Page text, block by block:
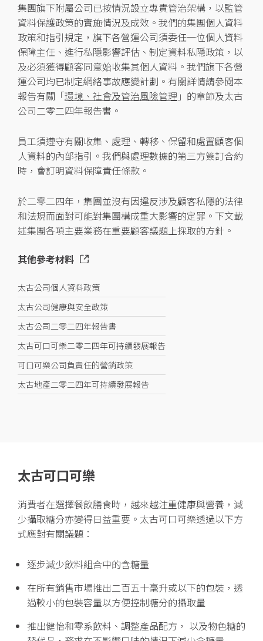
集團旗下附屬公司已按情況設立專責管治架構，以監管
資料保護政策的實施情況及成效。我們的集團個人資料
政策和指引規定，旗下各營運公司須委任一位個人資料
保障主任、進行私隱影響評估、制定資料私隱政策，以
及必須獲得顧客同意始收集其個人資料。我們旗下各營
運公司均已制定網絡事故應變計劃。有關詳情請參閱本
報告有關「環境、社會及管治風險管理 」的章節及太古
公司二零二四年報告書。
員工須遵守有關收集、處理、轉移、保留和處置顧客個
人資料的內部指引。我們與處理數據的第三方簽訂合約
時，會訂明資料保障責任條款。
於二零二四年，集團並沒有因違反涉及顧客私隱的法律
和法規而面對可能對集團構成重大影響的定罪。下文載
述集團各項主要業務在重要顧客議題上採取的方針。
其他參考材料
太古公司個人資料政策
太古公司健康與安全政策
太古公司二零二四年報告書
太古可口可樂二零二四年可持續發展報告
可口可樂公司負責任的營銷政策
太古地產二零二四年可持續發展報告
太古可口可樂
消費者在選擇餐飲膳食時，越來越注重健康與營養，減
少攝取糖分亦變得日益重要。太古可口可樂透過以下方
式應對有關議題：
逐步減少飲料組合中的含糖量
在所有銷售市場推出二百五十毫升或以下的包裝，透
過較小的包裝容量以方便控制糖分的攝取量
推出健怡和零系飲料、調整產品配方， 以及物色糖的